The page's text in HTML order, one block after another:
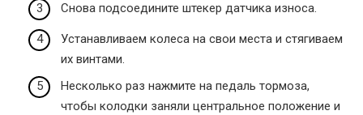
Снова подсоедините штекер датчика износа.
Устанавливаем колеса на свои места и стягиваем
их винтами.
Несколько раз нажмите на педаль тормоза,
чтобы колодки заняли центральное положение и